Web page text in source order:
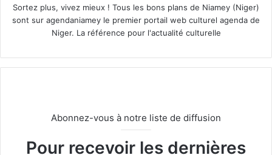
Sortez plus, vivez mieux ! Tous les bons plans de Niamey (Niger)
sont sur agendaniamey le premier portail web culturel agenda de
Niger. La référence pour l'actualité culturelle
Abonnez-vous à notre liste de diffusion
Pour recevoir les dernières